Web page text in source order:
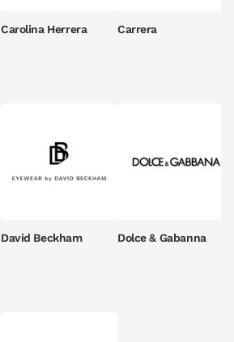
Carolina Herrera Carrera
David Beckham Dolce & Gabanna